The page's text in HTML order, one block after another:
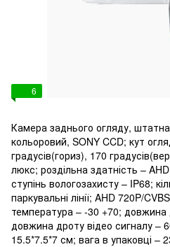
6
Камера заднього огляду,
кольоровий, SONY CCD; кут
градусів(гориз), 170
люкс; роздільна здатність –
ступінь вологозахисту – IP68;
паркувальні лінії; AHD 720P/
температура – -30 +70;
довжина дроту відео сигналу –
15.5*7.5*7 см; вага в упаковці –